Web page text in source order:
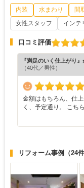
内装 水まわり 間
女性スタッフ
インテ
口コミ評価
『満足のいく仕上がり
（40代／男性）
金額はもちろん、仕
く、予定通り。 こち
リフォーム事例 （24件